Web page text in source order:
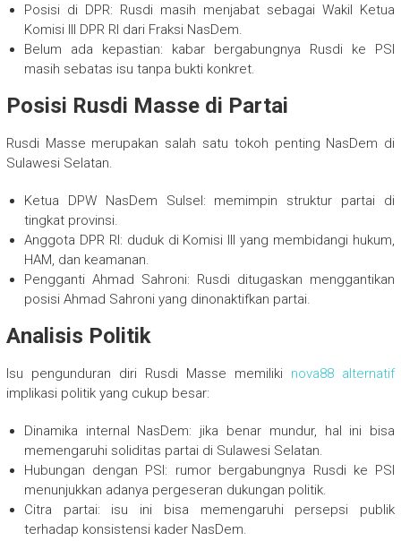
Posisi di DPR: Rusdi masih menjabat sebagai Wakil Ketua
Komisi III DPR RI dari Fraksi NasDem.
Belum ada kepastian: kabar bergabungnya Rusdi ke PSI
masih sebatas isu tanpa bukti konkret.
Posisi Rusdi Masse di Partai
Rusdi Masse merupakan salah satu tokoh penting NasDem di
Sulawesi Selatan.
Ketua DPW NasDem Sulsel: memimpin struktur partai di
tingkat provinsi.
Anggota DPR RI: duduk di Komisi III yang membidangi hukum,
HAM, dan keamanan.
Pengganti Ahmad Sahroni: Rusdi ditugaskan menggantikan
posisi Ahmad Sahroni yang dinonaktifkan partai.
Analisis Politik
Isu pengunduran diri Rusdi Masse memiliki nova88 alternatif
implikasi politik yang cukup besar:
Dinamika internal NasDem: jika benar mundur, hal ini bisa
memengaruhi soliditas partai di Sulawesi Selatan.
Hubungan dengan PSI: rumor bergabungnya Rusdi ke PSI
menunjukkan adanya pergeseran dukungan politik.
Citra partai: isu ini bisa memengaruhi persepsi publik
terhadap konsistensi kader NasDem.